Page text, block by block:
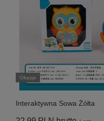
Okazja
Interaktywna Sowa Żółta